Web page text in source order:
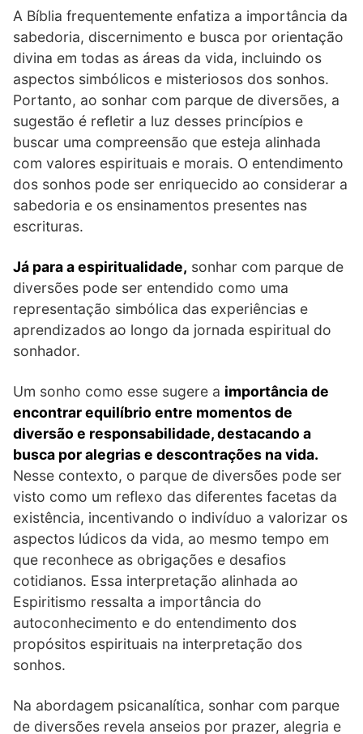
A Bíblia frequentemente enfatiza a importância da
sabedoria, discernimento e busca por orientação
divina em todas as áreas da vida, incluindo os
aspectos simbólicos e misteriosos dos sonhos.
Portanto, ao sonhar com parque de diversões, a
sugestão é refletir a luz desses princípios e
buscar uma compreensão que esteja alinhada
com valores espirituais e morais. O entendimento
dos sonhos pode ser enriquecido ao considerar a
sabedoria e os ensinamentos presentes nas
escrituras.
Já para a espiritualidade, sonhar com parque de
diversões pode ser entendido como uma
representação simbólica das experiências e
aprendizados ao longo da jornada espiritual do
sonhador.
Um sonho como esse sugere a importância de
encontrar equilíbrio entre momentos de
diversão e responsabilidade, destacando a
busca por alegrias e descontrações na vida.
Nesse contexto, o parque de diversões pode ser
visto como um reflexo das diferentes facetas da
existência, incentivando o indivíduo a valorizar os
aspectos lúdicos da vida, ao mesmo tempo em
que reconhece as obrigações e desafios
cotidianos. Essa interpretação alinhada ao
Espiritismo ressalta a importância do
autoconhecimento e do entendimento dos
propósitos espirituais na interpretação dos
sonhos.
Na abordagem psicanalítica, sonhar com parque
de diversões revela anseios por prazer, alegria e